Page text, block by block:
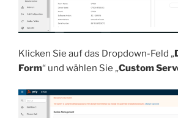
Klicken Sie auf das Dropdown-Feld „
Form“ und wählen Sie „Custom